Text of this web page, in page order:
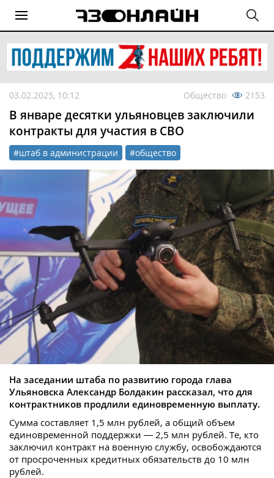
03.02.2025, 10:12 Общество 2153
В январе десятки ульяновцев заключили
контракты для участия в СВО
#штаб в администрации #общество
На заседании штаба по развитию города глава
Ульяновска Александр Болдакин рассказал, что для
контрактников продлили единовременную выплату.
Сумма составляет 1,5 млн рублей, а общий объем
единовременной поддержки — 2,5 млн рублей. Те, кто
заключил контракт на военную службу, освобождаются
от просроченных кредитных обязательств до 10 млн
рублей.